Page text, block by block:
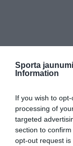
Sporta
Information
If you wish to
processing of
targeted
section to
opt-out request